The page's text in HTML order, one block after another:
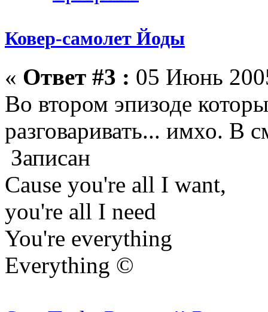
Ковер-самолет Йоды
« Ответ #3 : 05 Июнь
Во втором эпизоде
разговаривать... имхо. В
Записан
Cause you're all I want,
you're all I need
You're everything
Everything ©